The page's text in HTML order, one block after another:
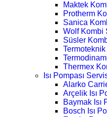
Maktek
Protherm
Sanica
Wolf Kombi
Süsler
Thermex
Isı Pompası
Alarko
Arçelik Isı
Baymak Isı
Bosch Isı